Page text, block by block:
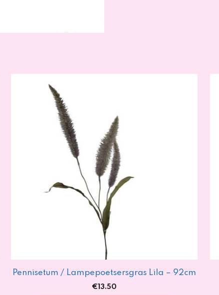
Pennisetum / Lampepoetsersgras Lila – 92cm
€ 13.50